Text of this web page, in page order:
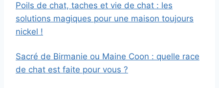
Poils de chat, taches et vie de chat : les
solutions magiques pour une maison toujours
nickel !
Sacré de Birmanie ou Maine Coon : quelle race
de chat est faite pour vous ?